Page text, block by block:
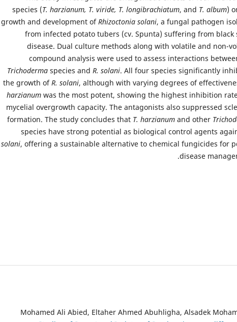
species (T. harzianum, T. viride, T. longibrachiatum, and T. album)
growth and development ofRhizoctonia solani, a fungal pathogen
from infected potato tubers (cv. Spunta) suffering from black
disease. Dual culture methods along with volatile and non-
compound analysis were used to assess interactions
Trichoderma species and R. solani. All four species significantly
the growth ofR. solani, although with varying degrees of
harzianum was the most potent, showing the highest inhibition
mycelial overgrowth capacity. The antagonists also suppressed
formation. The study concludes that T. harzianum and other
species have strong potential as biological control agents
solani, offering a sustainable alternative to chemical fungicides for
disease
Mohamed Ali Abied, Eltaher Ahmed Abuhligha, Alsadek